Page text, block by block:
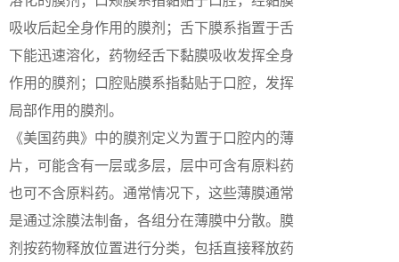
吸收后起全身作用的膜剂；舌下膜系指置于舌
下能迅速溶化，药物经舌下黏膜吸收发挥全身
作用的膜剂；口腔贴膜系指黏贴于口腔，发挥
局部作用的膜剂。
《美国药典》中的膜剂定义为置于口腔内的薄
片，可能含有一层或多层，层中可含有原料药
也可不含原料药。通常情况下，这些薄膜通常
是通过涂膜法制备，各组分在薄膜中分散。膜
剂按药物释放位置进行分类，包括直接释放药